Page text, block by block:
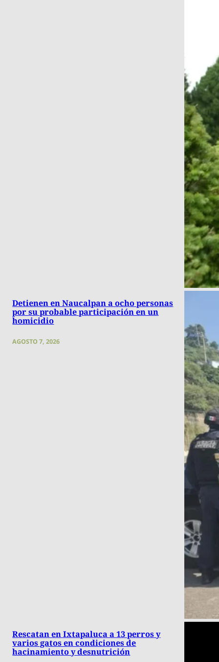
Detienen en Naucalpan a ocho personas
por su probable participación en un
homicidio
AGOSTO 7, 2026
Rescatan en Ixtapaluca a 13 perros y
varios gatos en condiciones de
hacinamiento y desnutrición